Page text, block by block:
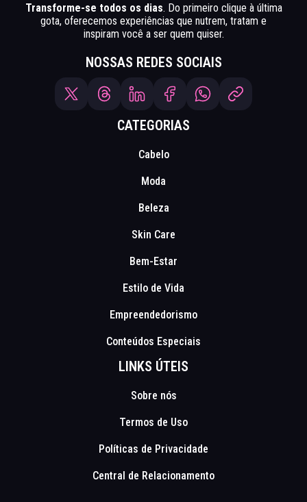
Transforme-se todos os dias. Do primeiro clique à última
gota, oferecemos experiências que nutrem, tratam e
inspiram você a ser quem quiser.
NOSSAS REDES SOCIAIS
CATEGORIAS
Cabelo
Moda
Beleza
Skin Care
Bem-Estar
Estilo de Vida
Empreendedorismo
Conteúdos Especiais
LINKS ÚTEIS
Sobre nós
Termos de Uso
Políticas de Privacidade
Central de Relacionamento